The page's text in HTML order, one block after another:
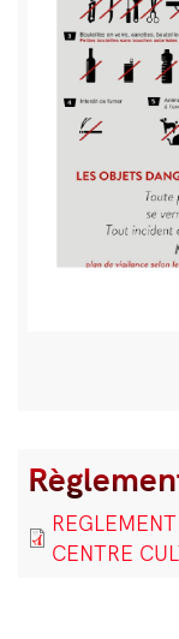
Bloc
texte
Document
CENTRE